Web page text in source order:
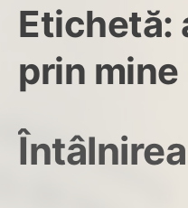
Etichetă:
prin mine
Întâlnirea